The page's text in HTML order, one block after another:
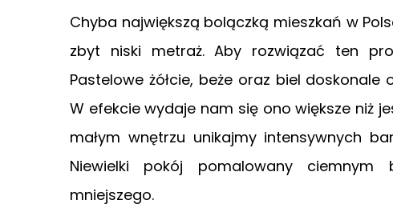
Chyba największą bolączką mieszkań w
zbyt niski metraż. Aby rozwiązać ten
Pastelowe żółcie, beże oraz biel
W efekcie wydaje nam się ono większe niż
małym wnętrzu unikajmy intensywnych
Niewielki pokój pomalowany ciemnym
mniejszego.